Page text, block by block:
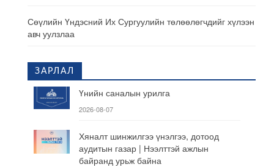
Сөүлийн Үндэсний Их Сургуулийн төлөөлөгчдийг хүлээн
авч уулзлаа
ЗАРЛАЛ
Үнийн саналын урилга
2026-08-07
Хяналт шинжилгээ үнэлгээ, дотоод
аудитын газар | Нээлттэй ажлын
байранд урьж байна